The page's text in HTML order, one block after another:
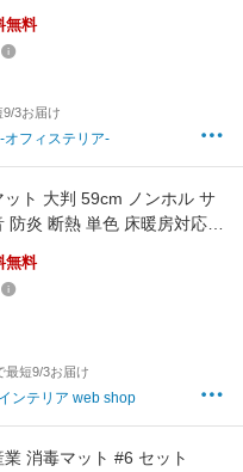
タイプ 防音 防炎 断熱 単色
イント フロアマット プレイ
幼稚園 保育園 病院 施設
畳 6畳 12畳
無料
3お届け
オフィステリア-
ト 大判 59cm ノンホル サ
防炎 断熱 単色 床暖房対応
ョイント フロアマット プレ
ト ベビーマット マット 日
稚園 保育園 子供部屋 おし
無料
最短9/3お届け
ンテリア web shop
消毒マット #6 セット